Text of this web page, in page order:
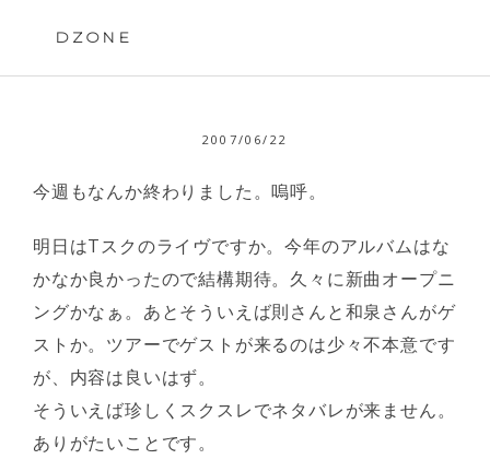
DZONE
2007/06/22
今週もなんか終わりました。嗚呼。
明日はTスクのライヴですか。今年のアルバムはな
かなか良かったので結構期待。久々に新曲オープニ
ングかなぁ。あとそういえば則さんと和泉さんがゲ
ストか。ツアーでゲストが来るのは少々不本意です
が、内容は良いはず。
そういえば珍しくスクスレでネタバレが来ません。
ありがたいことです。